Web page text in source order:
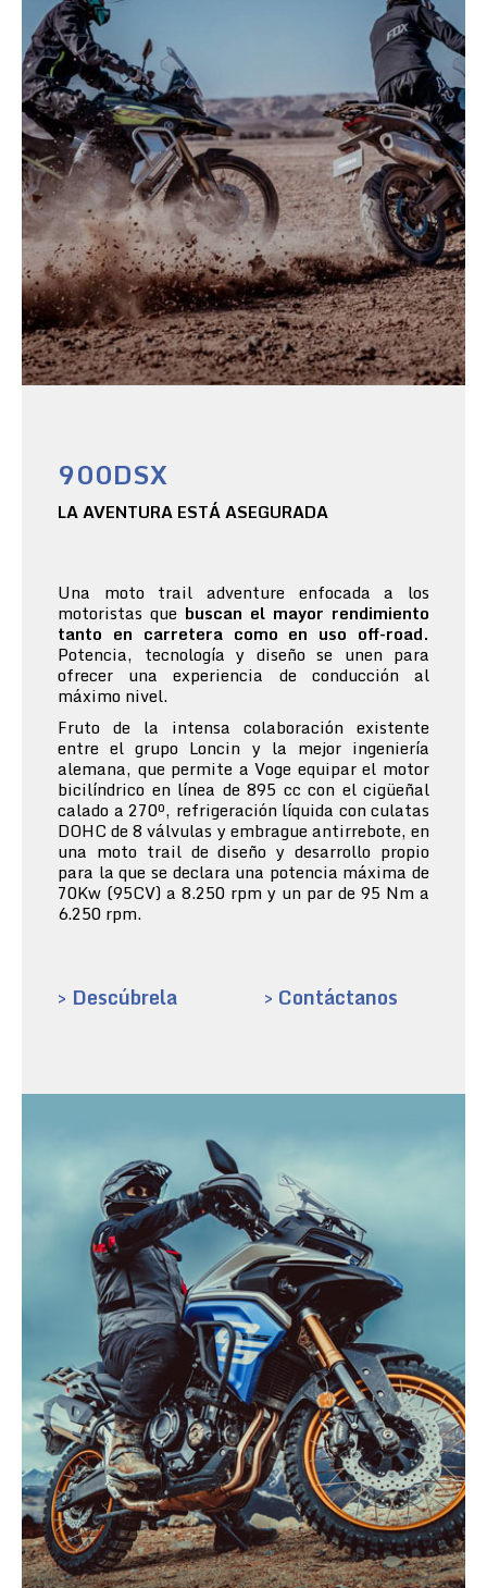
900DSX
LA AVENTURA ESTÁ ASEGURADA
Una moto trail adventure enfocada a los
motoristas que buscan el mayor rendimiento
tanto en carretera como en uso off-road.
Potencia, tecnología y diseño se unen para
ofrecer una experiencia de conducción al
máximo nivel.
Fruto de la intensa colaboración existente
entre el grupo Loncin y la mejor ingeniería
alemana, que permite a Voge equipar el motor
bicilíndrico en línea de 895 cc con el cigüeñal
calado a 270º, refrigeración líquida con culatas
DOHC de 8 válvulas y embrague antirrebote, en
una moto trail de diseño y desarrollo propio
para la que se declara una potencia máxima de
70Kw (95CV) a 8.250 rpm y un par de 95 Nm a
6.250 rpm.
> Descúbrela > Contáctanos